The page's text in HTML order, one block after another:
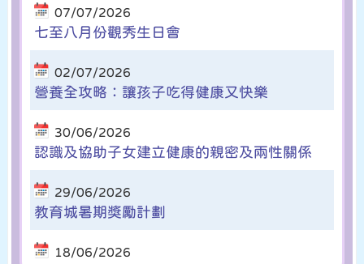
07/07/2026
七至八月份觀秀生日會
02/07/2026
營養全攻略：讓孩子吃得健康又快樂
30/06/2026
認識及協助子女建立健康的親密及兩性關係
29/06/2026
教育城暑期獎勵計劃
18/06/2026